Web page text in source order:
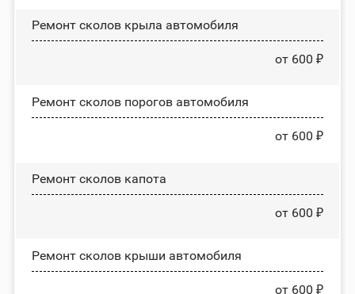
Ремонт сколов крыла автомобиля
от 600 ₽
Ремонт сколов порогов автомобиля
от 600 ₽
Ремонт сколов капота
от 600 ₽
Ремонт сколов крыши автомобиля
от 600 ₽